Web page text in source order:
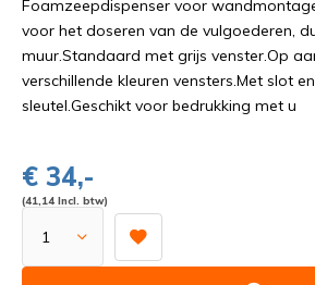
Foamzeepdispenser voor
voor het doseren van de vulgoederen,
muur.Standaard met grijs venster.Op
verschillende kleuren vensters.Met slot
sleutel.Geschikt voor bedrukking met u
€ 34,-
(41,14 Incl. btw)